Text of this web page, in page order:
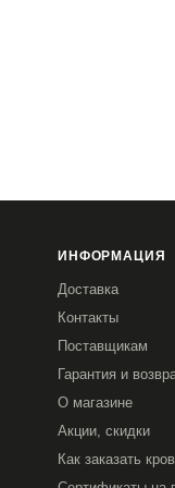
ИНФОРМАЦИЯ
Доставка
Контакты
Поставщикам
Гарантия и
О магазине
Акции, скидки
Как заказать